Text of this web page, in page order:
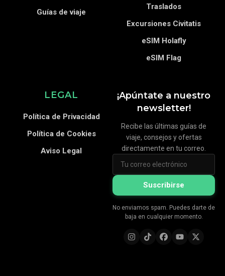
¡Apúntate a nuestro
newsletter!
Recibe las últimas guías de
viaje, consejos y ofertas
directamente en tu correo.
Suscribirse
No enviamos spam. Puedes darte de
baja en cualquier momento.
Guías de viaje
Traslados
Excursiones Civitatis
eSIM Holafly
eSIM Flag
LEGAL
Política de Privacidad
Política de Cookies
Aviso Legal